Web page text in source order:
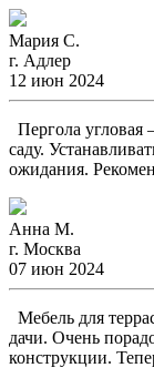
Мария С.
г. Адлер
12 июн 2024
Пергола угловая
саду.
ожидания.
Анна М.
г. Москва
07 июн 2024
Мебель для
дачи. Очень
конструкции.